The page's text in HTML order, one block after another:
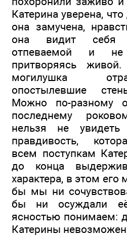
Катерина уверена,
она замучена,
она видит себя
отпеваемой и не
притворяясь
могилушка
опостылевшие
Можно по-разному
последнему
нельзя не
правдивость,
всем поступкам
до конца
характера, в этом его
бы мы ни
бы ни осуждали
ясностью понимаем:
Катерины